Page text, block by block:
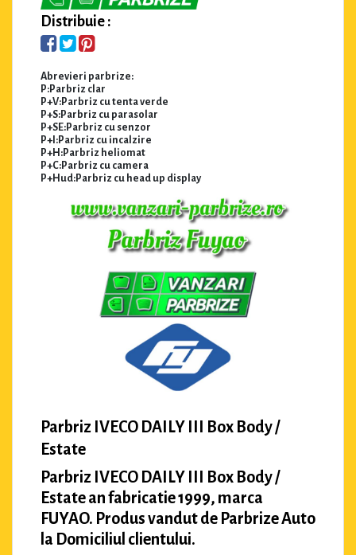
Distribuie :
Abrevieri parbrize:
P:Parbriz clar
P+V:Parbriz cu tenta verde
P+S:Parbriz cu parasolar
P+SE:Parbriz cu senzor
P+I:Parbriz cu incalzire
P+H:Parbriz heliomat
P+C:Parbriz cu camera
P+Hud:Parbriz cu head up display
Parbriz IVECO DAILY III Box Body /
Estate
Parbriz IVECO DAILY III Box Body /
Estate an fabricatie 1999, marca
FUYAO. Produs vandut de Parbrize Auto
la Domiciliul clientului.